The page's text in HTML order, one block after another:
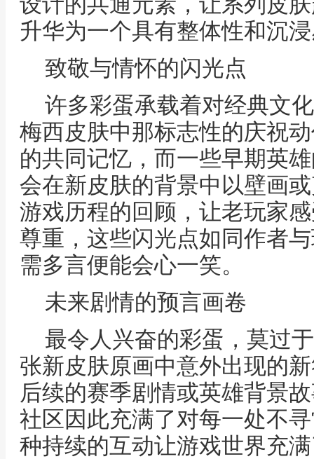
升华为一个具有整体性和沉
致敬与情怀的闪光点
许多彩蛋承载着对经典文
梅西皮肤中那标志性的庆祝
的共同记忆，而一些早期英
会在新皮肤的背景中以壁画
游戏历程的回顾，让老玩家
尊重，这些闪光点如同作者
需多言便能会心一笑。
未来剧情的预言画卷
最令人兴奋的彩蛋，莫过
张新皮肤原画中意外出现的
后续的赛季剧情或英雄背景
社区因此充满了对每一处不
种持续的互动让游戏世界充